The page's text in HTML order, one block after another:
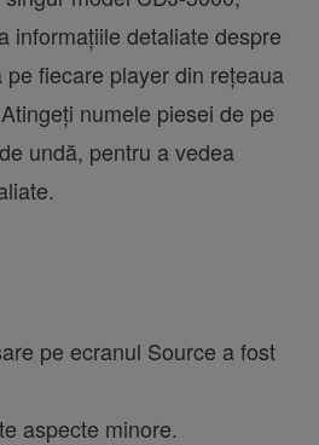
informațiile detaliate despre
fiecare player din rețeaua
numele piesei de pe
undă, pentru a vedea
pe ecranul Source a fost
aspecte minore.